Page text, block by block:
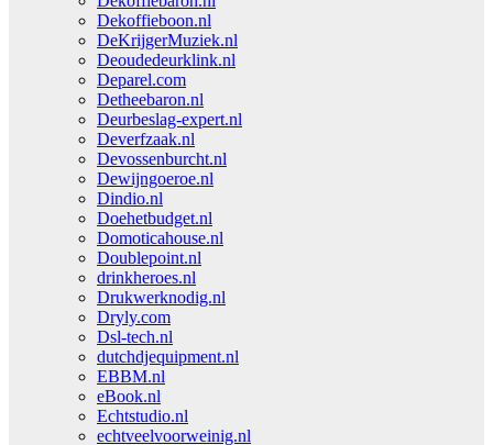
Dekoffieboon.nl
DeKrijgerMuziek.nl
Deoudedeurklink.nl
Deparel.com
Detheebaron.nl
Deurbeslag-expert.nl
Deverfzaak.nl
Devossenburcht.nl
Dewijngoeroe.nl
Dindio.nl
Doehetbudget.nl
Domoticahouse.nl
Doublepoint.nl
drinkheroes.nl
Drukwerknodig.nl
Dryly.com
Dsl-tech.nl
dutchdjequipment.nl
EBBM.nl
eBook.nl
Echtstudio.nl
echtveelvoorweinig.nl